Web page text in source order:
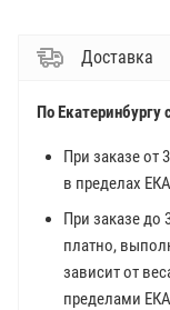
Доставка
По Екатеринбургу
При заказе от
в пределах
При заказе до
платно,
зависит от
пределами